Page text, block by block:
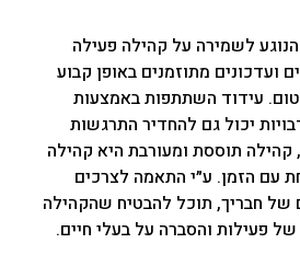
לשמירה על קהילה פעילה
ועדכונים מתוזמנים באופן קבוע
עידוד השתתפות באמצעות
יכול גם להחדיר התרגשות
קהילה תוססת ומעורבת היא קהילה
עם הזמן. ע״י התאמה לצרכים
של חבריך, תוכל להבטיח שהקהילה
פעילות והסברה על בעלי חיים.